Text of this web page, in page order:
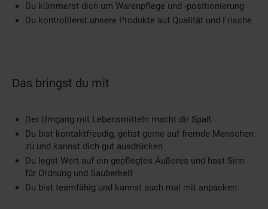
Du kümmerst dich um Warenpflege und -positionierung
Du kontrollierst unsere Produkte auf Qualität und Frische
Das bringst du mit
Der Umgang mit Lebensmitteln macht dir Spaß
Du bist kontaktfreudig, gehst gerne auf fremde Menschen
zu und kannst dich gut ausdrücken
Du legst Wert auf ein gepflegtes Äußeres und hast Sinn
für Ordnung und Sauberkeit
Du bist teamfähig und kannst auch mal mit anpacken